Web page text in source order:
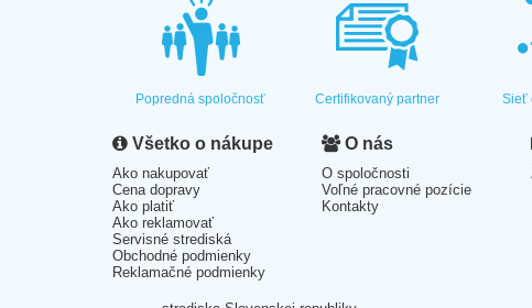
Popredná spoločnosť Certifikovaný partner Sieť
Všetko o nákupe
Ako nakupovať
Cena dopravy
Ako platiť
Ako reklamovať
Servisné strediská
Obchodné podmienky
Reklamačné podmienky
O nás
O spoločnosti
Voľné pracovné pozície
Kontakty